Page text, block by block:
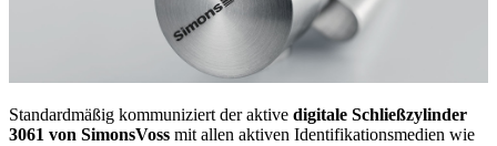
Standardmäßig kommuniziert der aktive digitale Schließzylinder
3061 von SimonsVoss mit allen aktiven Identifikationsmedien wie